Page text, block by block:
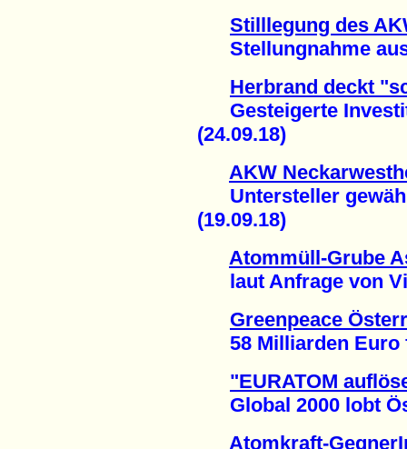
Stilllegung des
Stellungnahme aus
Herbrand deckt
Gesteigerte
(24.09.18)
AKW
Untersteller
(19.09.18)
Atommüll-Grube
laut Anfrage von
Greenpeace
58 Milliarden Euro
"EURATOM
Global 2000 lobt
Atomkraft-